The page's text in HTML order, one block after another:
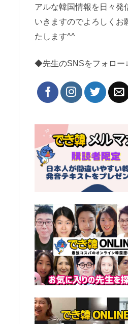
アルな韓国情報を日々発
いきますのでよろしくお
たします^^
◆先生のSNSをフォロー